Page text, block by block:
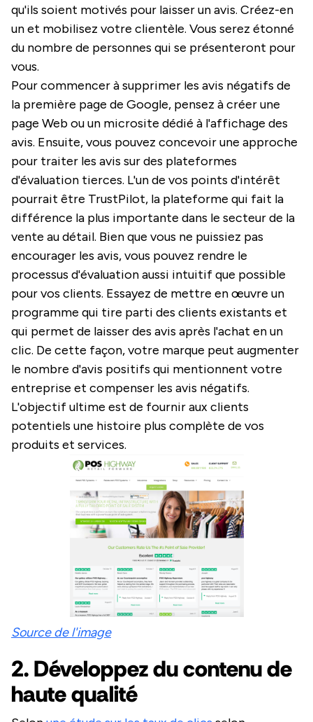
qu'ils soient motivés pour laisser un avis. Créez-en
un et mobilisez votre clientèle. Vous serez étonné
du nombre de personnes qui se présenteront pour
vous.
Pour commencer à supprimer les avis négatifs de
la première page de Google, pensez à créer une
page Web ou un microsite dédié à l'affichage des
avis. Ensuite, vous pouvez concevoir une approche
pour traiter les avis sur des plateformes
d'évaluation tierces. L'un de vos points d'intérêt
pourrait être TrustPilot, la plateforme qui fait la
différence la plus importante dans le secteur de la
vente au détail. Bien que vous ne puissiez pas
encourager les avis, vous pouvez rendre le
processus d'évaluation aussi intuitif que possible
pour vos clients. Essayez de mettre en œuvre un
programme qui tire parti des clients existants et
qui permet de laisser des avis après l'achat en un
clic. De cette façon, votre marque peut augmenter
le nombre d'avis positifs qui mentionnent votre
entreprise et compenser les avis négatifs.
L'objectif ultime est de fournir aux clients
potentiels une histoire plus complète de vos
produits et services.
Source de l'image
2. Développez du contenu de
haute qualité